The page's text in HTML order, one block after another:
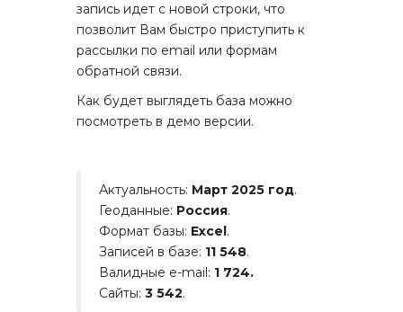
запись идет с новой строки, что
позволит Вам быстро приступить к
рассылки по email или формам
обратной связи.
Как будет выглядеть база можно
посмотреть в демо версии.
Актуальность: Март 2025 год.
Геоданные: Россия.
Формат базы: Excel .
Записей в базе: 11 548.
Валидные e-mail: 1 724.
Сайты: 3 542.